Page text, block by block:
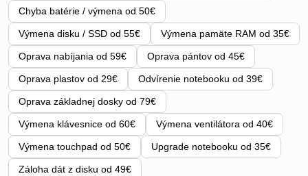
Chyba batérie / výmena od 50€
Výmena disku / SSD od 55€ Výmena pamäte RAM od 35€
Oprava nabíjania od 59€ Oprava pántov od 45€
Oprava plastov od 29€ Odvírenie notebooku od 39€
Oprava základnej dosky od 79€
Výmena klávesnice od 60€ Výmena ventilátora od 40€
Výmena touchpad od 50€ Upgrade notebooku od 35€
Záloha dát z disku od 49€